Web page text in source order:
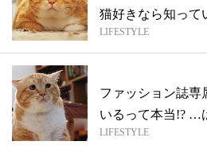
猫好きなら知って
LIFESTYLE
ファッション誌専
いるって本当!? …
が...
LIFESTYLE